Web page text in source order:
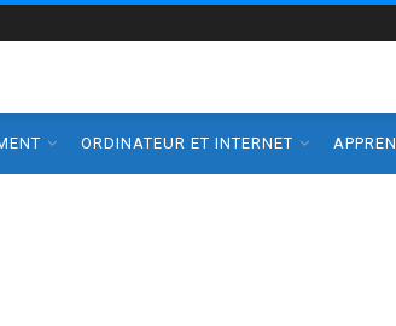
ORDINATEUR ET INTERNET